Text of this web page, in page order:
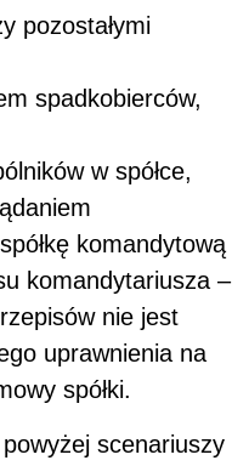
pozostałymi
spadkobierców,
w spółce,
komandytową
komandytariusza –
nie jest
uprawnienia na
spółki.
scenariuszy